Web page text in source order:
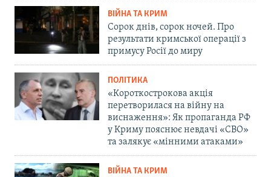
ВІЙНА ТА КРИМ
Сорок днів, сорок ночей. Про
результати кримської операції з
примусу Росії до миру
ПОЛІТИКА
«Короткострокова акція
перетворилася на війну на
виснаження»: Як пропаганда РФ
у Криму пояснює невдачі «СВО»
та залякує «мінними атаками»
ВІЙНА ТА КРИМ